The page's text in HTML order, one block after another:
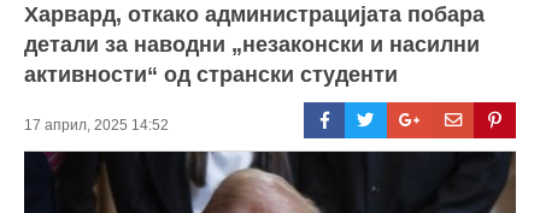
Харвард, откако администрацијата побара
детали за наводни „незаконски и насилни
активности“ од странски студенти
17 април, 2025 14:52